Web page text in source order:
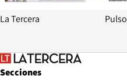
La Tercera Pulso
Secciones